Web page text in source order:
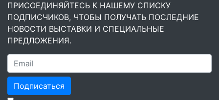
ПРИСОЕДИНЯЙТЕСЬ К НАШЕМУ СПИСКУ
ПОДПИСЧИКОВ, ЧТОБЫ ПОЛУЧАТЬ ПОСЛЕДНИЕ
НОВОСТИ ВЫСТАВКИ И СПЕЦИАЛЬНЫЕ
ПРЕДЛОЖЕНИЯ.
Подписаться